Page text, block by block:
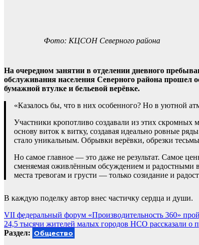
Фото: КЦСОН Северного района
На очередном занятии в отделении дневного
обслуживания населения Северного района
бумажной втулке и бельевой верёвке.
«Казалось бы, что в них особенного? Но в уютной
Участники кропотливо создавали из этих
основу виток к витку, создавая идеально ровные
стало уникальным. Обрывки верёвки, обрезки
Но самое главное — это даже не результат. Самое
сменяемая оживлённым обсуждением и радостными
места тревогам и грусти — только созидание и
В каждую поделку автор внес частичку сердца и души.
Навигация
по
VII федеральный форум «Производительность 360»
24,5 тысячи жителей малых городов НСО рассказали о
Раздел: Общество